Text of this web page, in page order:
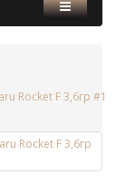
Rocket F 3,6гр #1